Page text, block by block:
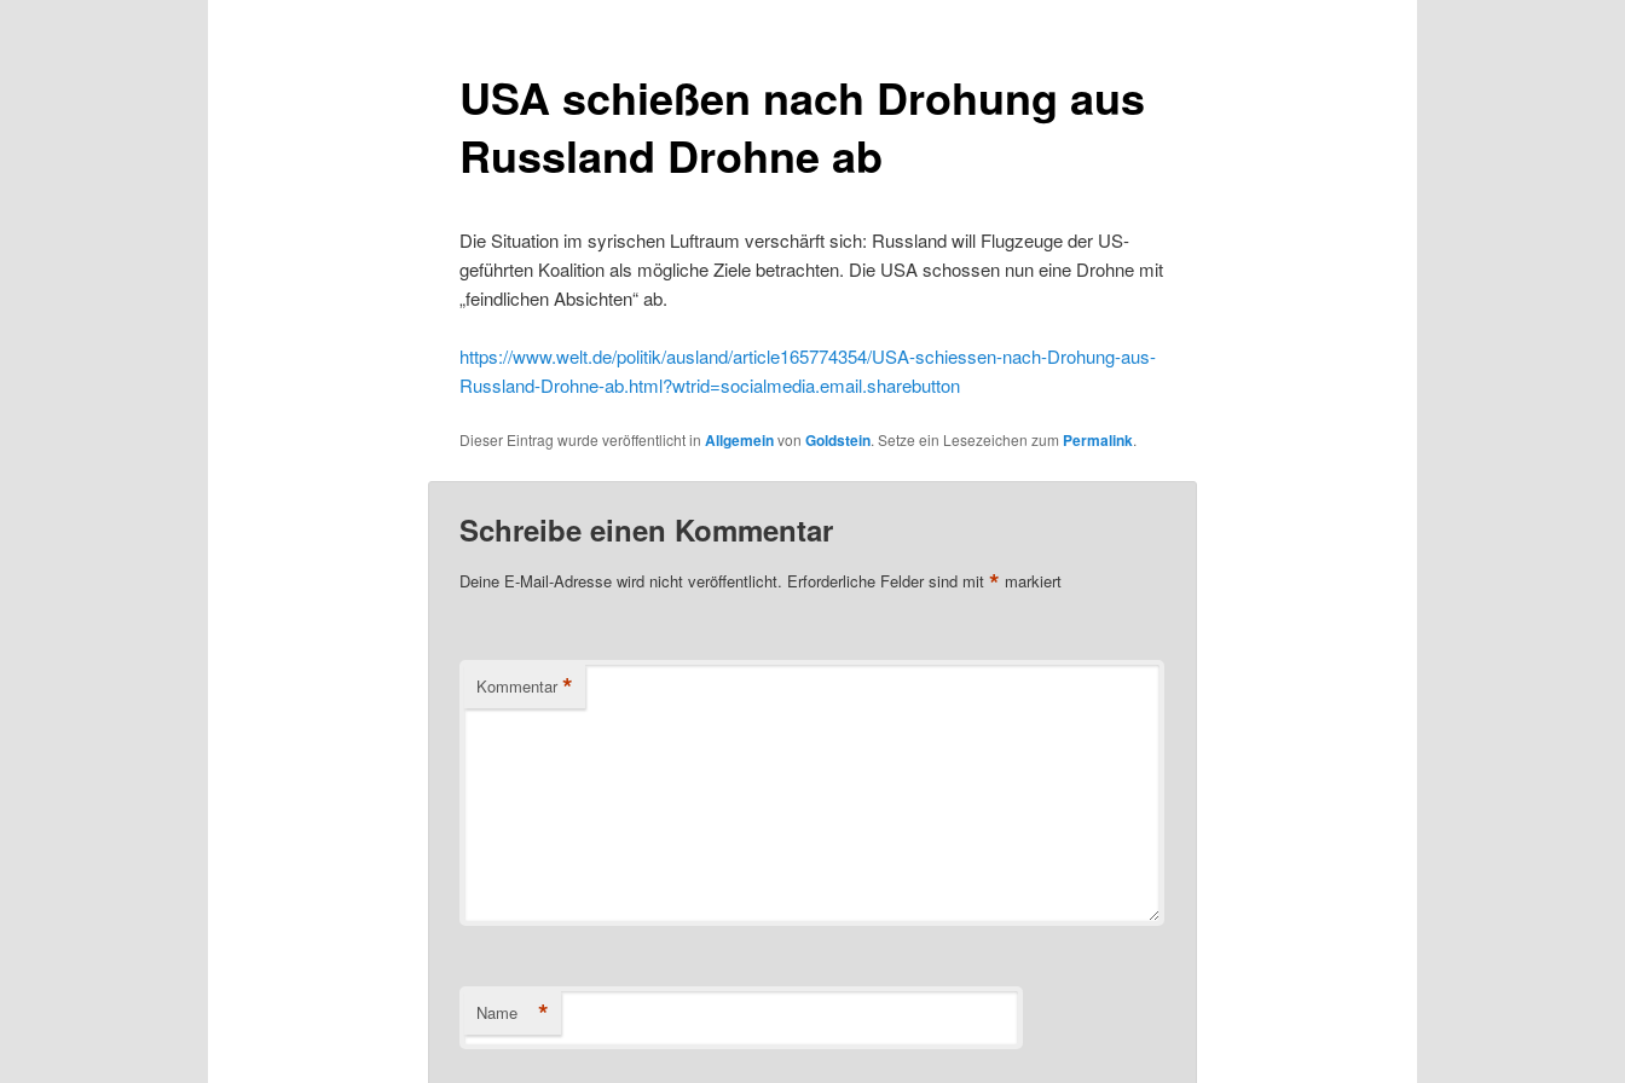
USA schießen nach Drohung aus
Russland Drohne ab
Die Situation im syrischen Luftraum verschärft sich: Russland will Flugzeuge der US-
geführten Koalition als mögliche Ziele betrachten. Die USA schossen nun eine Drohne mit
„feindlichen Absichten“ ab.
https://www.welt.de/politik/ausland/article165774354/USA-schiessen-nach-Drohung-aus-
Russland-Drohne-ab.html?wtrid=socialmedia.email.sharebutton
Dieser Eintrag wurde veröffentlicht in Allgemeinvon Goldstein. Setze ein Lesezeichen zum Permalink.
Schreibe einen Kommentar
Deine E-Mail-Adresse wird nicht veröffentlicht. Erforderliche Felder sind mit * markiert
Kommentar *
Name *